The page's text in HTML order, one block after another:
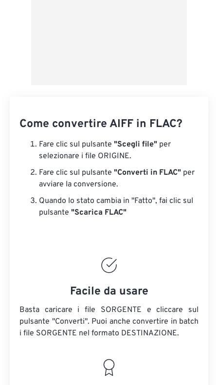
Come convertire AIFF in FLAC?
Fare clic sul pulsante "Scegli file" per
selezionare i file ORIGINE.
Fare clic sul pulsante "Converti in FLAC" per
avviare la conversione.
Quando lo stato cambia in "Fatto", fai clic sul
pulsante "Scarica FLAC"
Facile da usare
Basta caricare i file SORGENTE e cliccare sul
pulsante "Converti". Puoi anche convertire in batch
i file SORGENTE nel formato DESTINAZIONE.